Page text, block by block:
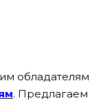
обладателям
. Предлагаем